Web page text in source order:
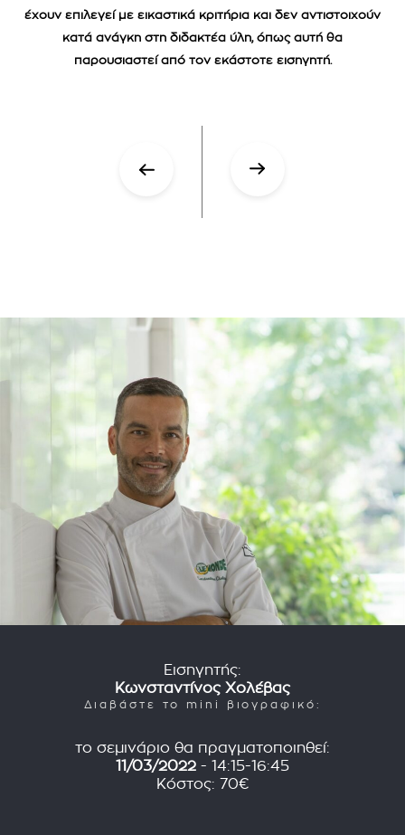
έχουν επιλεγεί με εικαστικά κριτήρια και δεν αντιστοιχούν
κατά ανάγκη στη διδακτέα ύλη, όπως αυτή θα
παρουσιαστεί από τον εκάστοτε εισηγητή.
Εισηγητής:
Κωνσταντίνος Χολέβας
Διαβάστε το mini βιογραφικό:
το σεμινάριο θα πραγματοποιηθεί:
11/03/2022 - 14:15-16:45
Κόστος: 70€